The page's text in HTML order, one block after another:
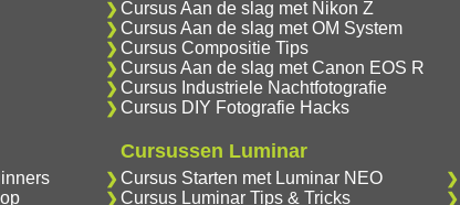
Cursus Aan de slag met Nikon Z
Cursus Aan de slag met OM System
Cursus Compositie Tips
Cursus Aan de slag met Canon EOS R
Cursus Industriele Nachtfotografie
Cursus DIY Fotografie Hacks
Cursussen Luminar
Cursus Starten met Luminar NEO
Cursus Luminar Tips & Tricks